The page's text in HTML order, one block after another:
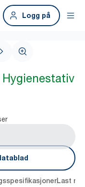
Logg på
Last